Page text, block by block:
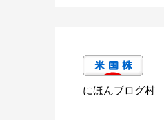
にほんブログ村